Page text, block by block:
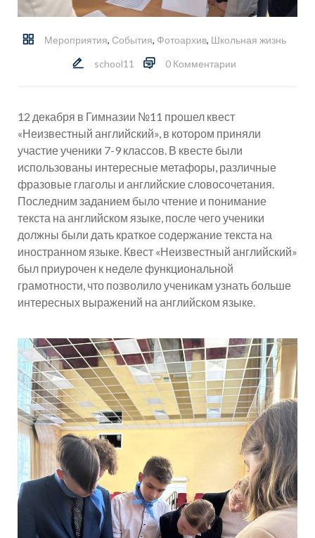
Мероприятия, События, Фотоархив, Школьная жизнь
school11
0 Комментарии
12 декабря в Гимназии №11 прошел квест
«Неизвестный английский», в котором приняли
участие ученики 7-9 классов. В квесте были
использованы интересные метафоры, различные
фразовые глаголы и английские словосочетания.
Последним заданием было чтение и понимание
текста на английском языке, после чего ученики
должны были дать краткое содержание текста на
иностранном языке. Квест «Неизвестный английский»
был приурочен к неделе функциональной
грамотности, что позволило ученикам узнать больше
интересных выражений на английском языке.